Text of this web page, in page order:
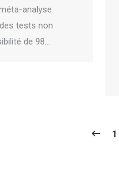
analyse
tests non
de 98…
1